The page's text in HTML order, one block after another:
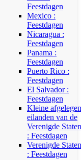
Feestdagen
Mexico :
Feestdagen
Nicaragua :
Feestdagen
Panama :
Feestdagen
Puerto Rico :
Feestdagen
El Salvador :
Feestdagen
Kleine afgelegen
eilanden van de
Verenigde Staten
: Feestdagen
Verenigde Staten
: Feestdagen